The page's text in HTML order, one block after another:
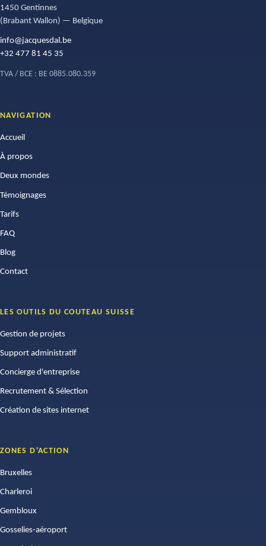
1450 Gentinnes
(Brabant Wallon) — Belgique
info@jacquesdal.be
+32 477 81 45 35
TVA / BCE : BE 0885.080.359
NAVIGATION
Accueil
À propos
Deux mondes
Témoignages
Tarifs
FAQ
Blog
Contact
LES OUTILS DU COUTEAU SUISSE
Gestion de projets
Support administratif
Concierge d'entreprise
Recrutement & Sélection
Création de sites internet
ZONES D'ACTION
Bruxelles
Charleroi
Gembloux
Gosselies-aéroport